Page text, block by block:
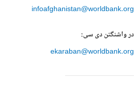
infoafghanistan@worldbank.org
در واشنگتن دی سی:
ekaraban@worldbank.org